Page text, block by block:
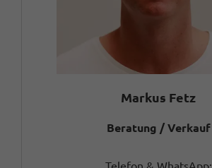
Markus Fetz
Beratung / Verkauf